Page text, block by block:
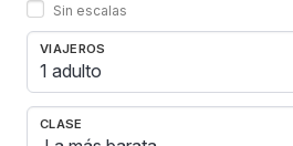
Sin escalas
VIAJEROS
1 adulto
CLASE